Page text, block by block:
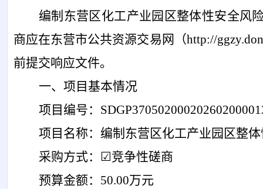
编制东营区化工产业园区整体性安全风
商应在东营市公共资源交易网（http://
前提交响应文件。
一、项目基本情况
项目编号：
项目名称：编制东营区化工产业园区整
采购方式： ☑竞争性磋商
预算金额： 50.00万元